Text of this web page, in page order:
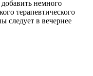
немного
терапевтического
следует в вечернее